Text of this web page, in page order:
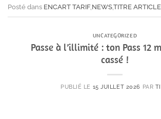
Posté dans ENCART TARIF, NEWSTITRE
UNCATEGORIZED
Passe à l’illimité : ton Pass 12
cassé !
PUBLIÉ LE 15 JUILLET 2026 PAR